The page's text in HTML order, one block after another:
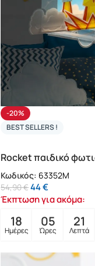
-20%
BEST SELLERS !
Rocket παιδικό
Κωδικός: 63352M
54,90€44€
Έκπτωση για ακόμα:
18
Ημέρες
05
Ώρες
21
Λεπτά